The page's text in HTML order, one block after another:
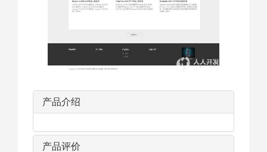
产品介绍
产品评价